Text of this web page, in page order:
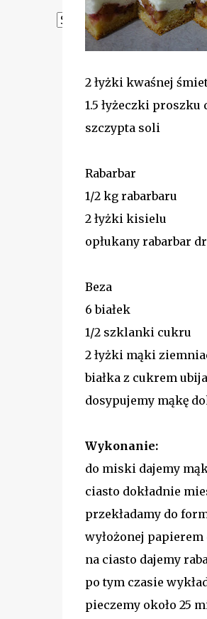
Powered by Translate
2 łyżki kwaśnej
1.5 łyżeczki proszku
szczypta soli
Rabarbar
1/2 kg rabarbaru
2 łyżki kisielu
opłukany rabarbar
Beza
6 białek
1/2 szklanki cukru
2 łyżki mąki
białka z cukrem
dosypujemy mąkę
Wykonanie:
do miski dajemy
ciasto dokładnie
przekładamy do
wyłożonej papierem
na ciasto dajemy
po tym czasie
pieczemy około 25